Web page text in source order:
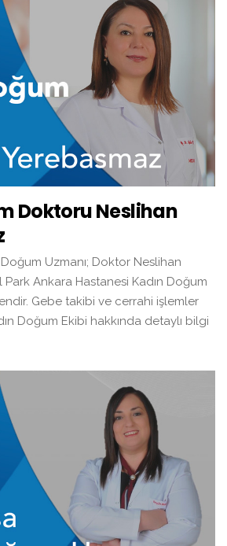
Doktoru Neslihan
Doğum Uzmanı; Doktor Neslihan
Ankara Hastanesi Kadın Doğum
Gebe takibi ve cerrahi işlemler
Doğum Ekibi hakkında detaylı bilgi